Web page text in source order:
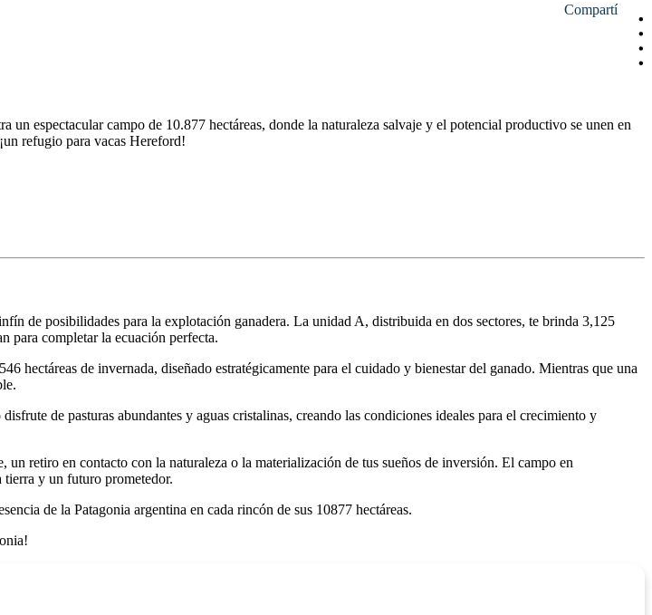
Compartí
espectacular campo de 10.877 hectáreas, donde la naturaleza salvaje y el potencial productivo se unen en
refugio para vacas Hereford!
de posibilidades para la explotación ganadera. La unidad A, distribuida en dos sectores, te brinda 3,125
para completar la ecuación perfecta.
hectáreas de invernada, diseñado estratégicamente para el cuidado y bienestar del ganado. Mientras que una
de pasturas abundantes y aguas cristalinas, creando las condiciones ideales para el crecimiento y
retiro en contacto con la naturaleza o la materialización de tus sueños de inversión. El campo en
tierra y un futuro prometedor.
de la Patagonia argentina en cada rincón de sus 10877 hectáreas.